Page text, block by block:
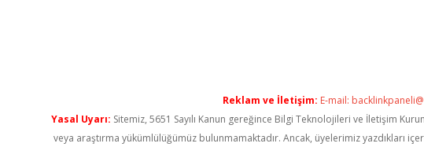
Reklam ve İletişim: E-mail:
Yasal Uyarı: Sitemiz, 5651 Sayılı Kanun gereğince Bilgi Teknolojileri ve İletişim
veya araştırma yükümlülüğümüz bulunmamaktadır. Ancak, üyelerimiz yazdıkları